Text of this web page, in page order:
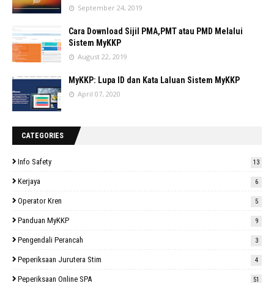
September 24, 2019
Cara Download Sijil PMA,PMT atau PMD Melalui
Sistem MyKKP
August 22, 2019
MyKKP: Lupa ID dan Kata Laluan Sistem MyKKP
April 07, 2020
CATEGORIES
Info Safety 13
Kerjaya 6
Operator Kren 5
Panduan MyKKP 9
Pengendali Perancah 3
Peperiksaan Jurutera Stim 4
Peperiksaan Online SPA 51